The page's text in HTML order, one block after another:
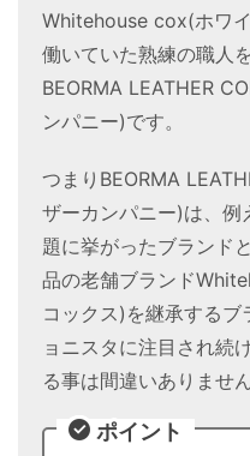
Whitehouse cox(ホワ
働いていた熟練の職人
BEORMA LEATHER
ンパニー)です。
つまりBEORMA
ザーカンパニー)は、例
題に挙がったブランド
品の老舗ブランド
コックス)を継承する
ョニスタに注目され続
る事は間違いありません
ポイント